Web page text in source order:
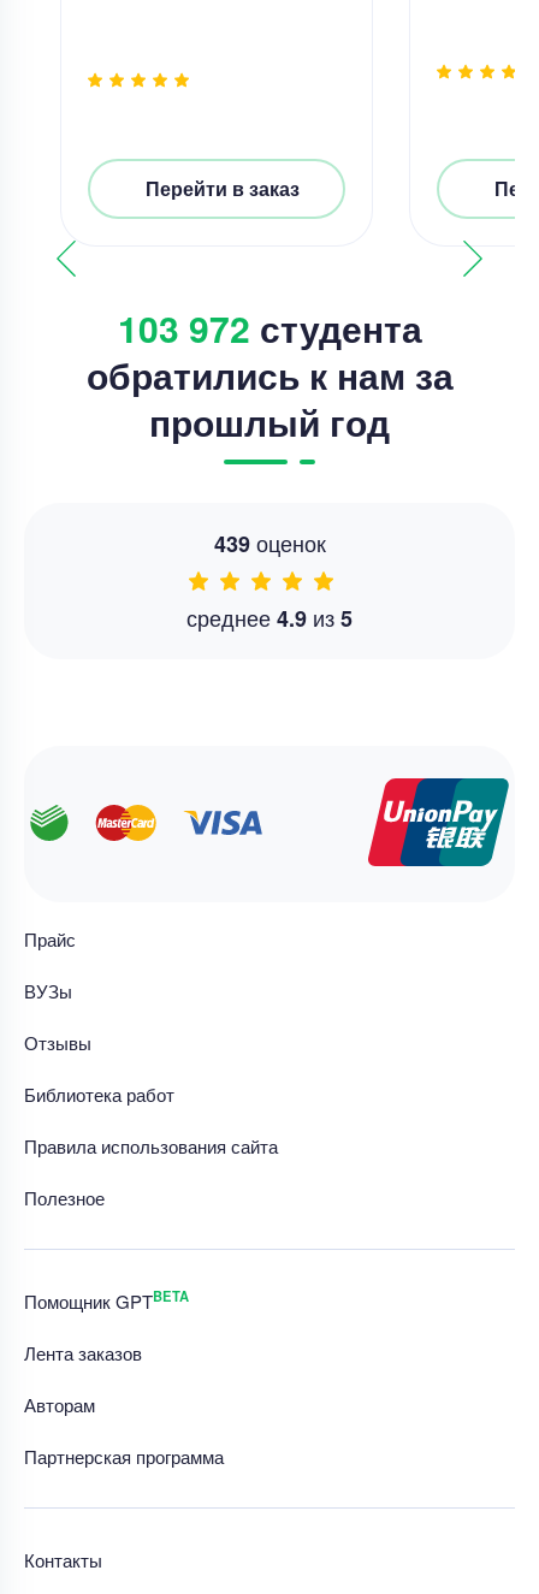
Перейти в заказ
103 972 студента
обратились к нам за
прошлый год
439оценок
среднее4.9 из5
Прайс
ВУЗы
Отзывы
Библиотека работ
Правила использования сайта
Полезное
Помощник GPTBETA
Лента заказов
Авторам
Партнерская программа
Контакты